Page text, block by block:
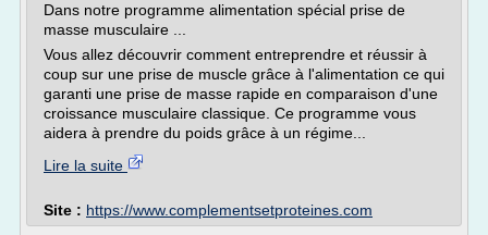
Dans notre programme alimentation spécial prise de
masse musculaire ...
Vous allez découvrir comment entreprendre et réussir à
coup sur une prise de muscle grâce à l'alimentation ce qui
garanti une prise de masse rapide en comparaison d'une
croissance musculaire classique. Ce programme vous
aidera à prendre du poids grâce à un régime...
Lire la suite
Site : https://www.complementsetproteines.com